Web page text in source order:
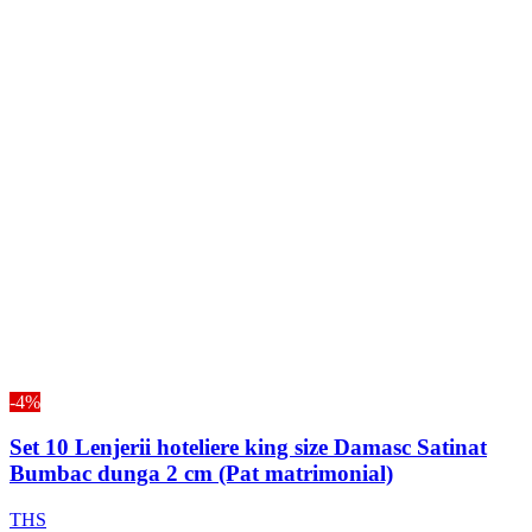
-4%
Set 10 Lenjerii hoteliere king size Damasc Satinat
Bumbac dunga 2 cm (Pat matrimonial)
THS